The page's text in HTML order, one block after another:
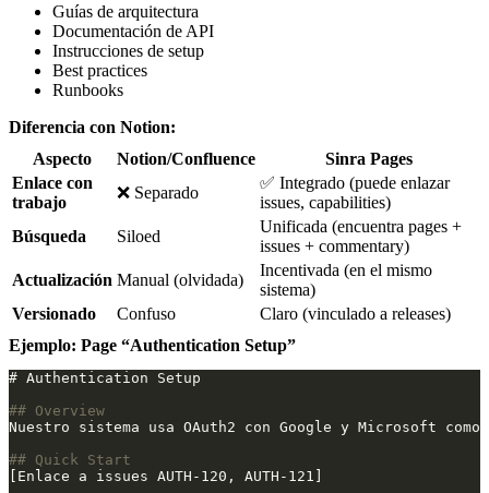
Guías de arquitectura
Documentación de API
Instrucciones de setup
Best practices
Runbooks
Diferencia con Notion:
Aspecto
Notion/Confluence
Sinra Pages
Enlace con
trabajo
❌ Separado
✅ Integrado (puede enlazar
issues, capabilities)
Búsqueda
Siloed
Unificada (encuentra pages +
issues + commentary)
Actualización Manual (olvidada)
Incentivada (en el mismo
sistema)
Versionado
Confuso
Claro (vinculado a releases)
Ejemplo: Page “Authentication Setup”